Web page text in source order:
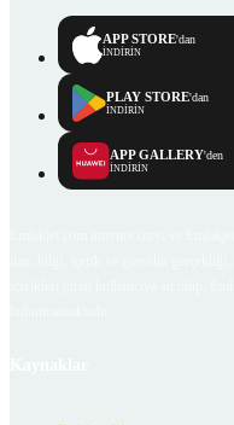
APP STORE'dan
İNDİRİN
PLAY STORE'dan
İNDİRİN
APP GALLERY'den
İNDİRİN